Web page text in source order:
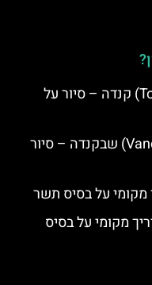
סיורים חינמיים בטורונטו (Toronto) קנדה – סיור על
סיורים חינמיים בונקובר (Vancouver) שבקנדה – סיור
מקומי על בסיס תשר
מקומי על בסיס